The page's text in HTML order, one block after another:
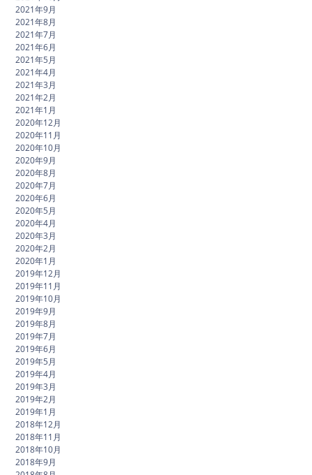
2021年9月
2021年8月
2021年7月
2021年6月
2021年5月
2021年4月
2021年3月
2021年2月
2021年1月
2020年12月
2020年11月
2020年10月
2020年9月
2020年8月
2020年7月
2020年6月
2020年5月
2020年4月
2020年3月
2020年2月
2020年1月
2019年12月
2019年11月
2019年10月
2019年9月
2019年8月
2019年7月
2019年6月
2019年5月
2019年4月
2019年3月
2019年2月
2019年1月
2018年12月
2018年11月
2018年10月
2018年9月